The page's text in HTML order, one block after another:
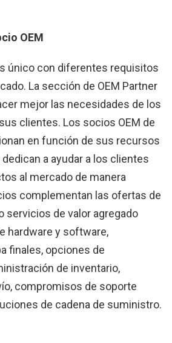
OEM
único con diferentes requisitos
La sección de OEM Partner
mejor las necesidades de los
clientes. Los socios OEM de
en función de sus recursos
a ayudar a los clientes
al mercado de manera
complementan las ofertas de
servicios de valor agregado
hardware y software,
finales, opciones de
de inventario,
compromisos de soporte
de cadena de suministro.